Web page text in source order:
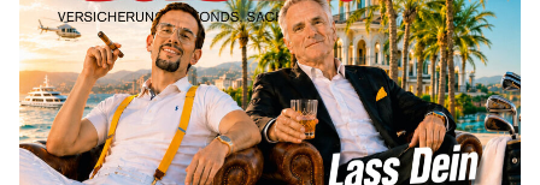
„Jung kauft Alt“ 2026: Neue Förderung im
Überblick – Tabelle mit Kreditbeträgen
und Einkommensgrenzen
mehr